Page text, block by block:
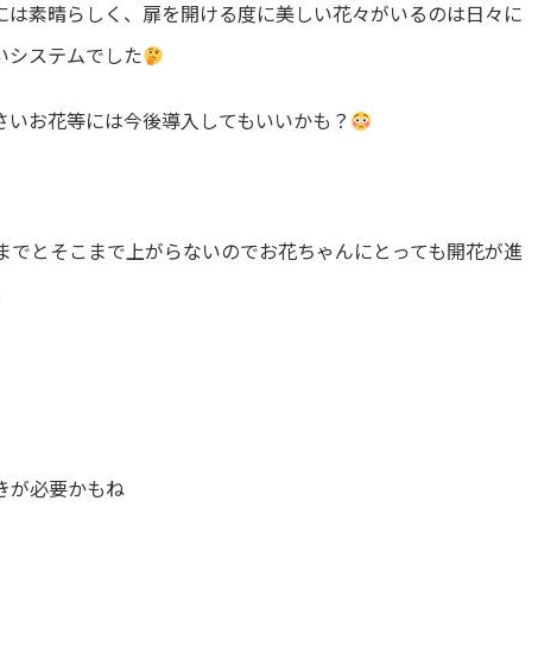
素晴らしく、扉を開ける度に美しい花々がいるのは日々に
システムでした
お花等には今後導入してもいいかも？
とそこまで上がらないのでお花ちゃんにとっても開花が進
が必要かもね